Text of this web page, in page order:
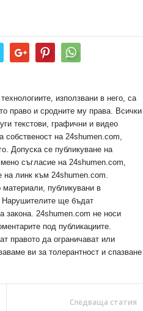
използвани в него, са
право и сродните му права. Всички
текстови, графични и видео
собственост на 24shumen.com,
Допуска се публикуване на
съгласие на 24shumen.com,
на линк към 24shumen.com.
публикувани в
Нарушителите ще бъдат
закона. 24shumen.com не носи
под публикациите.
правото да ограничават или
ви за толерантност и спазване
Следваща статия